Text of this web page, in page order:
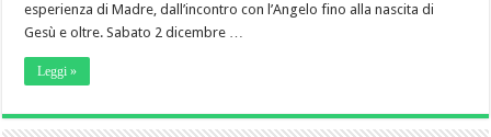
esperienza di Madre, dall’incontro con l’Angelo fino alla nascita di
Gesù e oltre. Sabato 2 dicembre …
Leggi »